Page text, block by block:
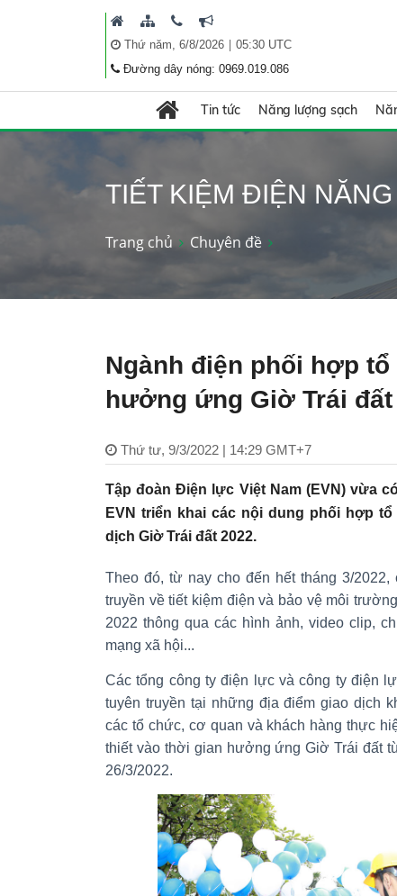
Thứ năm, 6/8/2026| 05:30 UTC
Đường dây nóng: 0969.019.086
Tin tức Năng lượng sạch
TIẾT KIỆM ĐIỆN NĂNG
Trang chủ Chuyên đề
Ngành điện phối hợp
hưởng ứng Giờ Trái đất
Thứ tư, 9/3/2022 | 14:29 GMT+7
Tập đoàn Điện lực Việt Nam (EVN) vừa
EVN triển khai các nội dung phối hợp
dịch Giờ Trái đất 2022.
Theo đó, từ nay cho đến hết tháng 3/
truyền về tiết kiệm điện và bảo vệ môi
2022 thông qua các hình ảnh, video clip,
mạng xã hội...
Các tổng công ty điện lực và công ty điện
tuyên truyền tại những địa điểm giao dịch
các tổ chức, cơ quan và khách hàng thực
thiết vào thời gian hưởng ứng Giờ Trái đất
26/3/2022.